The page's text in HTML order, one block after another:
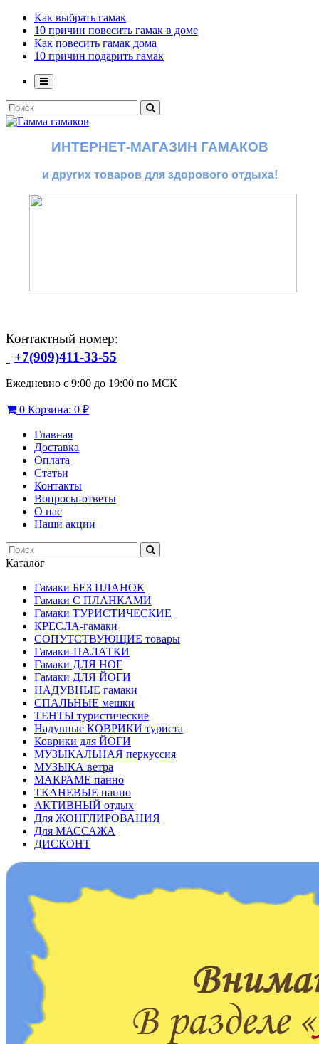
Как выбрать гамак
10 причин повесить гамак в доме
Как повесить гамак дома
10 причин подарить гамак
ИНТЕРНЕТ-МАГАЗИН ГАМАКОВ
и других товаров для здорового отдыха!
Контактный номер:
+7(909)411-33-55
Ежедневно с 9:00 до 19:00 по МСК
0 Корзина: 0 ₽
Главная
Доставка
Оплата
Статьи
Контакты
Вопросы-ответы
О нас
Наши акции
Каталог
Гамаки БЕЗ ПЛАНОК
Гамаки С ПЛАНКАМИ
Гамаки ТУРИСТИЧЕСКИЕ
КРЕСЛА-гамаки
СОПУТСТВУЮЩИЕ товары
Гамаки-ПАЛАТКИ
Гамаки ДЛЯ НОГ
Гамаки ДЛЯ ЙОГИ
НАДУВНЫЕ гамаки
СПАЛЬНЫЕ мешки
ТЕНТЫ туристические
Надувные КОВРИКИ туриста
Коврики для ЙОГИ
МУЗЫКАЛЬНАЯ перкуссия
МУЗЫКА ветра
МАКРАМЕ панно
ТКАНЕВЫЕ панно
АКТИВНЫЙ отдых
Для ЖОНГЛИРОВАНИЯ
Для МАССАЖА
ДИСКОНТ